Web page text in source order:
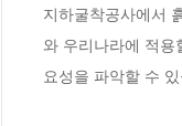
지하굴착공사에서
와 우리나라에 적
요성을 파악할 수 있